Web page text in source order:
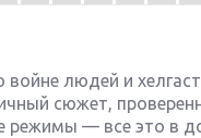
людей и
сюжет,
режимы — все это в